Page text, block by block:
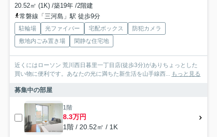
20.52㎡ (1K) /築19年 /2階建
常磐線「三河島」駅 徒歩9分
駐輪場 光ファイバー 宅配ボックス
防犯カメラ
敷地内ごみ置き場
閑静な住宅地
近くにはローソン 荒川西日暮里一丁目店(徒歩3分)がありちょっとした
買い物に便利です。あなたの光に満ちた新生活を山手線西... もっと見る
募集中の部屋
1階
8.3万円
1階 / 20.52㎡ / 1K